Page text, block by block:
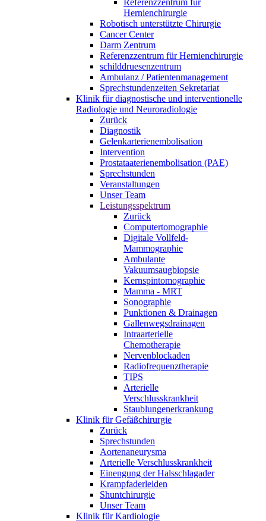
Referenzzentrum für
Hernienchirurgie
Robotisch unterstützte Chirurgie
Cancer Center
Darm Zentrum
Referenzzentrum für Hernienchirurgie
schilddruesenzentrum
Ambulanz / Patientenmanagement
Sprechstundenzeiten Sekretariat
Klinik für diagnostische und interventionelle
Radiologie und Neuroradiologie
Zurück
Diagnostik
Gelenkarterienembolisation
Intervention
Prostataaterienembolisation (PAE)
Sprechstunden
Veranstaltungen
Unser Team
Leistungsspektrum
Zurück
Computertomographie
Digitale Vollfeld-
Mammographie
Ambulante
Vakuumsaugbiopsie
Kernspintomographie
Mamma - MRT
Sonographie
Punktionen & Drainagen
Gallenwegsdrainagen
Intraarterielle
Chemotherapie
Nervenblockaden
Radiofrequenztherapie
TIPS
Arterielle
Verschlusskrankheit
Staublungenerkrankung
Klinik für Gefäßchirurgie
Zurück
Sprechstunden
Aortenaneurysma
Arterielle Verschlusskrankheit
Einengung der Halsschlagader
Krampfaderleiden
Shuntchirurgie
Unser Team
Klinik für Kardiologie